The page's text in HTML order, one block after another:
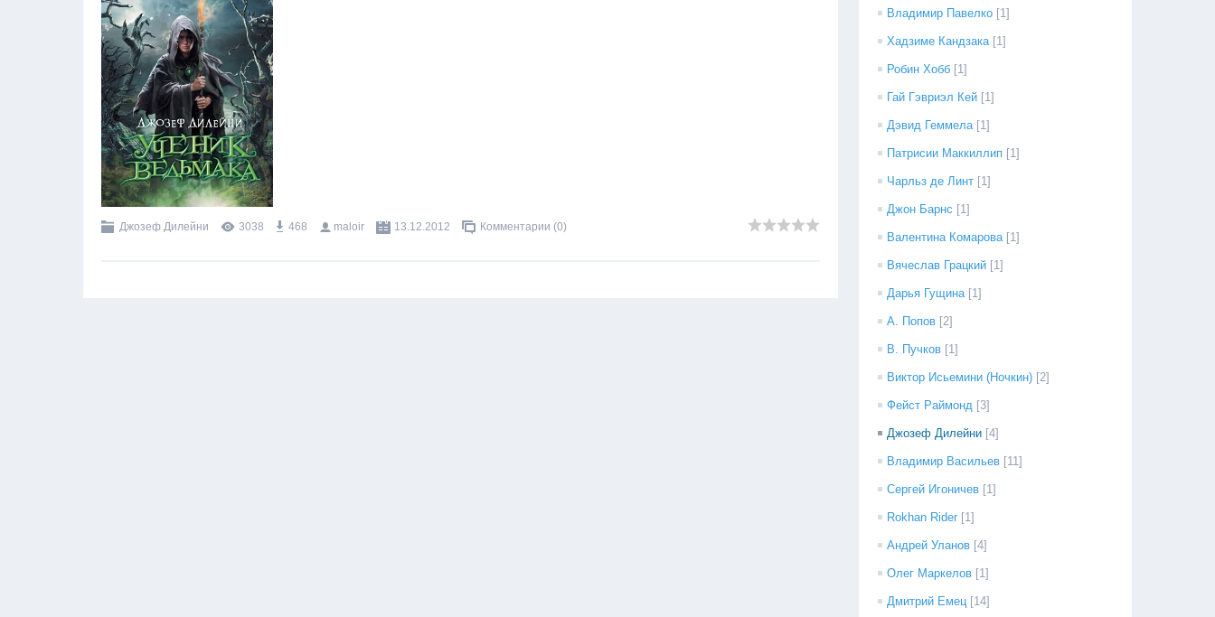
Джозеф Дилейни 3038 468 maloir 13.12.2012 Комментарии (0)
Владимир Павелко [1]
Хадзиме Кандзака [1]
Робин Хобб [1]
Гай Гэвриэл Кей [1]
Дэвид Геммела [1]
Патрисии Маккиллип [1]
Чарльз де Линт [1]
Джон Барнс [1]
Валентина Комарова [1]
Вячеслав Грацкий [1]
Дарья Гущина [1]
А. Попов [2]
В. Пучков [1]
Виктор Исьемини (Ночкин) [2]
Фейст Раймонд [3]
Джозеф Дилейни [4]
Владимир Васильев [11]
Сергей Игоничев [1]
Rokhan Rider [1]
Андрей Уланов [4]
Олег Маркелов [1]
Дмитрий Емец [14]